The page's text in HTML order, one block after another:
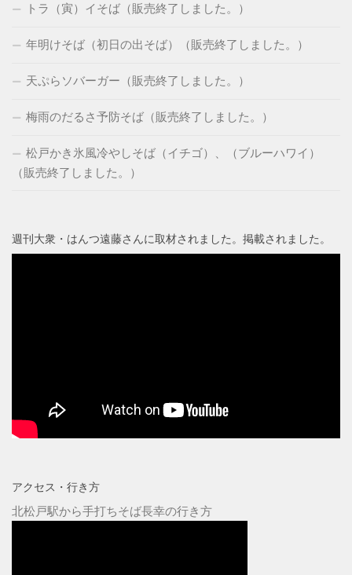
トラ（寅）イそば（販売終了しました。）
年明けそば（初日の出そば）（販売終了しました。）
天ぷらソバーガー（販売終了しました。）
梅雨のだるさ予防そば（販売終了しました。）
松戸かき氷風冷やしそば（イチゴ）、（ブルーハワイ）
（販売終了しました。）
週刊大衆・はんつ遠藤さんに取材されました。掲載されました。
アクセス・行き方
北松戸駅から手打ちそば長幸の行き方